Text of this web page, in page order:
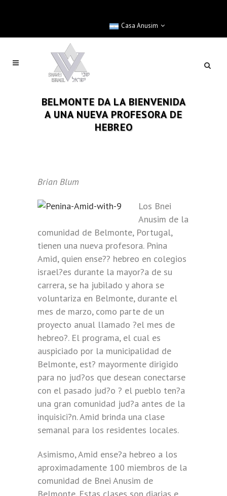
Casa Anusim
BELMONTE DA LA BIENVENIDA
A UNA NUEVA PROFESORA DE
HEBREO
Brian Blum
Los Bnei
Anusim de la
comunidad de Belmonte, Portugal,
tienen una nueva profesora. Pnina
Amid, quien ense?? hebreo en colegios
israel?es durante la mayor?a de su
carrera, se ha jubilado y ahora se
voluntariza en Belmonte, durante el
mes de marzo, como parte de un
proyecto anual llamado ?el mes de
hebreo?. El programa, el cual es
auspiciado por la municipalidad de
Belmonte, est? mayormente dirigido
para no jud?os que desean conectarse
con el pasado jud?o ? el pueblo ten?a
una gran comunidad jud?a antes de la
inquisici?n. Amid brinda una clase
semanal para los residentes locales.
Asimismo, Amid ense?a hebreo a los
aproximadamente 100 miembros de la
comunidad de Bnei Anusim de